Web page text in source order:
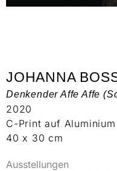
JOHANNA
Denkender Affe Affe
2020
C-Print auf Aluminium
40 x 30 cm
Ausstellungen